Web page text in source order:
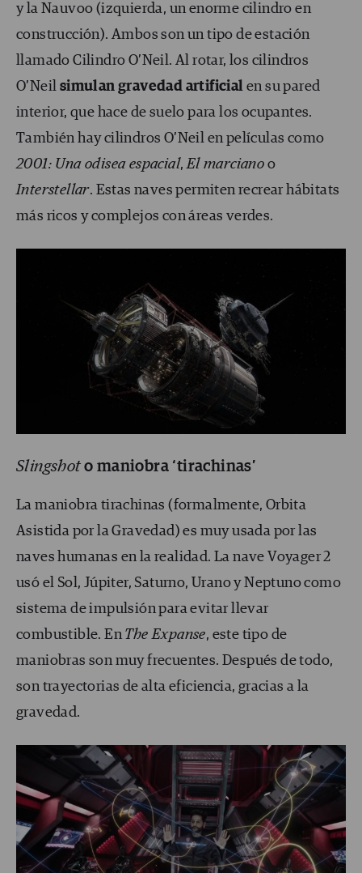
y la Nauvoo (izquierda, un enorme cilindro en
construcción). Ambos son un tipo de estación
llamado Cilindro O’Neil. Al rotar, los cilindros
O’Neil simulan gravedad artificial en su pared
interior, que hace de suelo para los ocupantes.
También hay cilindros O’Neil en películas como
2001: Una odisea espacial,El marciano o
Interstellar. Estas naves permiten recrear hábitats
más ricos y complejos con áreas verdes.
Slingshot o maniobra ‘tirachinas’
La maniobra tirachinas (formalmente, Orbita
Asistida por la Gravedad) es muy usada por las
naves humanas en la realidad. La nave Voyager 2
usó el Sol, Júpiter, Saturno, Urano y Neptuno como
sistema de impulsión para evitar llevar
combustible. EnThe Expanse, este tipo de
maniobras son muy frecuentes. Después de todo,
son trayectorias de alta eficiencia, gracias a la
gravedad.